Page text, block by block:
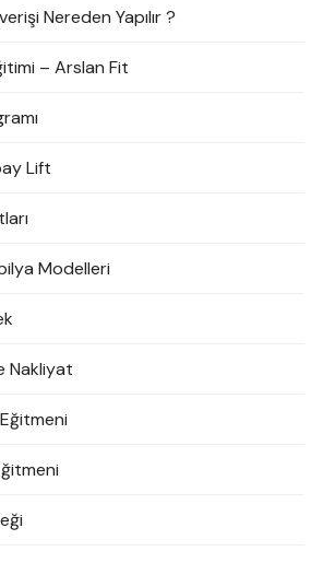
Nereden Yapılır ?
– Arslan Fit
Lift
Modelleri
Nakliyat